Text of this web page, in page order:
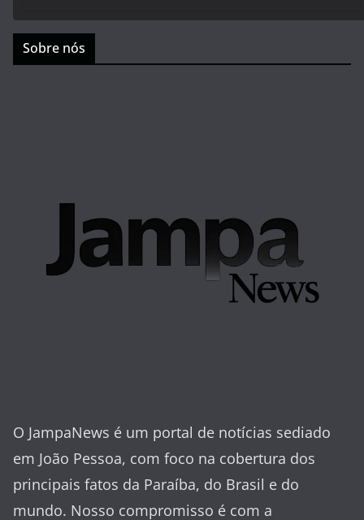
Sobre nós
O JampaNews é um portal de notícias sediado
em João Pessoa, com foco na cobertura dos
principais fatos da Paraíba, do Brasil e do
mundo. Nosso compromisso é com a